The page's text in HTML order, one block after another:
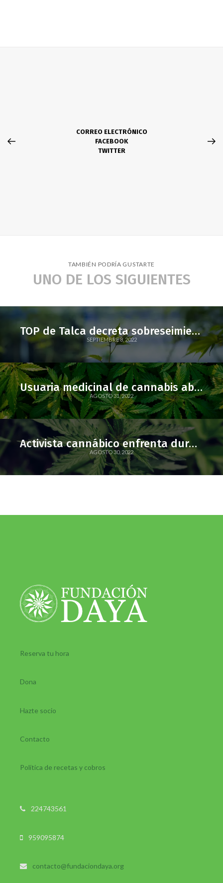
CORREO ELECTRÓNICO
FACEBOOK
TWITTER
TAMBIÉN PODRÍA GUSTARTE
UNO DE LOS SIGUIENTES
TOP de Talca decreta sobreseimiento de psicólogo por uso medicinal de cannabis para tratar lumbalgia crónica y glaucoma
SEPTIEMBRE 8, 2022
Usuaria medicinal de cannabis absuelta por unanimidad tras injusta persecución judicial
AGOSTO 31, 2022
Activista cannábico enfrenta dura persecución por uso medicinal de cannabis
AGOSTO 30, 2022
Reserva tu hora
Dona
Hazte socio
Contacto
Política de recetas y cobros
224743561
959095874
contacto@fundaciondaya.org